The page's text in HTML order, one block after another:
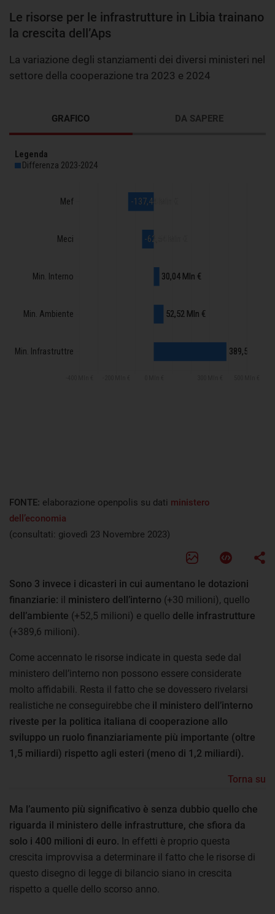
Le risorse per le infrastrutture in Libia trainano
la crescita dell’Aps
La variazione degli stanziamenti dei diversi ministeri nel
settore della cooperazione tra 2023 e 2024
GRAFICO DA SAPERE
FONTE: elaborazione openpolis su dati ministero
dell’economia
(consultati: giovedì 23 Novembre 2023)
Sono 3 invece i dicasteri in cui aumentano le dotazioni
finanziarie: il ministero dell’interno (+30 milioni), quello
dell’ambiente (+52,5 milioni) e quello delle infrastrutture
(+389,6 milioni).
Come accennato le risorse indicate in questa sede dal
ministero dell’interno non possono essere considerate
molto affidabili. Resta il fatto che se dovessero rivelarsi
realistiche ne conseguirebbe che il ministero dell’interno
riveste per la politica italiana di cooperazione allo
sviluppo un ruolo finanziariamente più importante (oltre
1,5 miliardi) rispetto agli esteri (meno di 1,2 miliardi).
Torna su
Ma l’aumento più significativo è senza dubbio quello che
riguarda il ministero delle infrastrutture, che sfiora da
solo i 400 milioni di euro. In effetti è proprio questa
crescita improvvisa a determinare il fatto che le risorse di
questo disegno di legge di bilancio siano in crescita
rispetto a quelle dello scorso anno.